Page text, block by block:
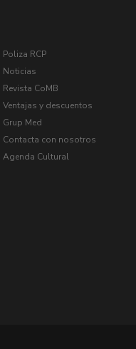
Poliza RCP
Noticias
Revista CoMB
Ventajas y descuentos
Grup Med
Contacta con nosotros
Agenda Cultural